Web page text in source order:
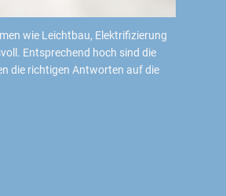
wie Leichtbau, Elektrifizierung
Entsprechend hoch sind die
die richtigen Antworten auf die